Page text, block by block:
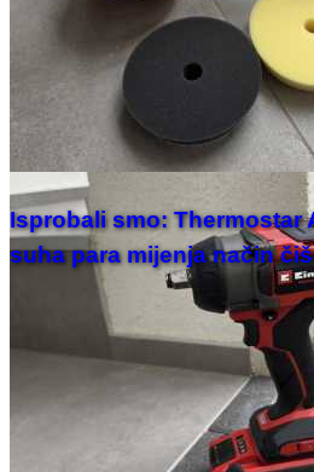
Isprobali smo: Thermostar
suha para mijenja način